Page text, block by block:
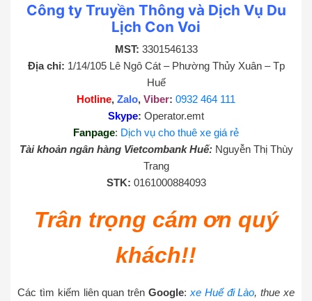
Công ty Truyền Thông và Dịch Vụ Du
Lịch Con Voi
MST: 3301546133
Địa chỉ: 1/14/105 Lê Ngô Cát – Phường Thủy Xuân – Tp
Huế
Hotline, Zalo, Viber: 0932 464 111
Skype: Operator.emt
Fanpage: Dịch vụ cho thuê xe giá rẻ
Tài khoản ngân hàng Vietcombank Huế: Nguyễn Thị Thùy
Trang
STK: 0161000884093
Trân trọng cám ơn quý
khách!!
Các tìm kiếm liên quan trên Google: xe Huế đi Lào, thue xe